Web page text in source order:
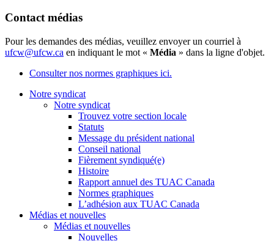
Contact médias
Pour les demandes des médias, veuillez envoyer un courriel à
ufcw@ufcw.ca en indiquant le mot « Média » dans la ligne d'objet.
Consulter nos normes graphiques ici.
Notre syndicat
Notre syndicat
Trouvez votre section locale
Statuts
Message du président national
Conseil national
Fièrement syndiqué(e)
Histoire
Rapport annuel des TUAC Canada
Normes graphiques
L’adhésion aux TUAC Canada
Médias et nouvelles
Médias et nouvelles
Nouvelles